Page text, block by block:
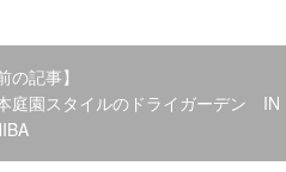
の記事】
庭園スタイルのドライガーデン IN